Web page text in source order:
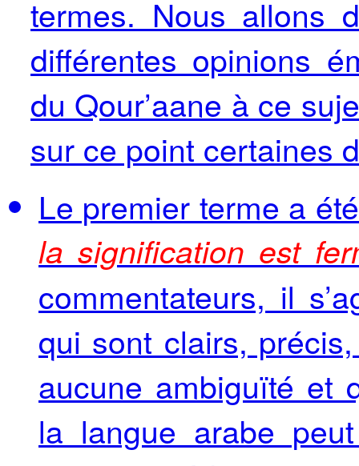
termes. Nous allons
différentes opinions
du Qour’aane à ce
sur ce point certaines
Le premier terme a
la signification est
commentateurs, il
qui sont clairs,
aucune ambiguïté et
la langue arabe